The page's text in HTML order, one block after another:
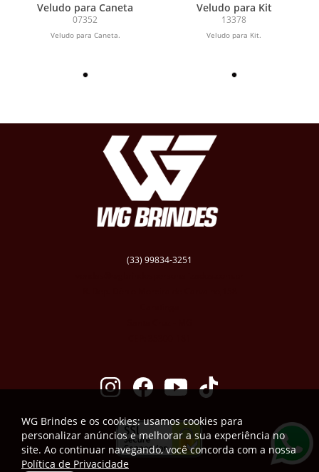
Veludo para Caneta
07352
Veludo para Caneta.
Veludo para Kit
13378
Veludo para Kit.
(33) 99834-3251
WG Brindes e os cookies: usamos cookies para
personalizar anúncios e melhorar a sua experiência no
site. Ao continuar navegando, você concorda com a nossa
Política de Privacidade